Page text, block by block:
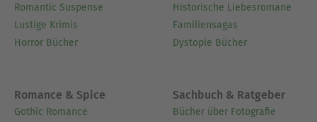
Romantic Suspense
Lustige Krimis
Horror Bücher
Historische Liebesromane
Familiensagas
Dystopie Bücher
Romance & Spice
Gothic Romance
Sachbuch & Ratgeber
Bücher über Fotografie